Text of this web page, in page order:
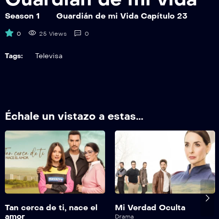
GDMV30
Guardián de mi Vida Capítulo 32
GDMVEP33
Guardián de mi Vida Capítulo 33
GDMVEP34
Guardián de mi Vida Capítulo 34
GDMVEP35
Season 1 Guardián de mi Vida Capítulo 23
0 25 Views 0
Tags: Televisa
Échale un vistazo a estas...
Tan cerca de ti, nace el
amor
Mi Verdad Oculta
Drama